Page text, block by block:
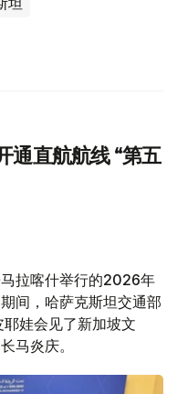
坦
通直航航线 “第五
拉喀什举行的2026年
间，哈萨克斯坦交通部
娃会见了新加坡文
马炎庆。